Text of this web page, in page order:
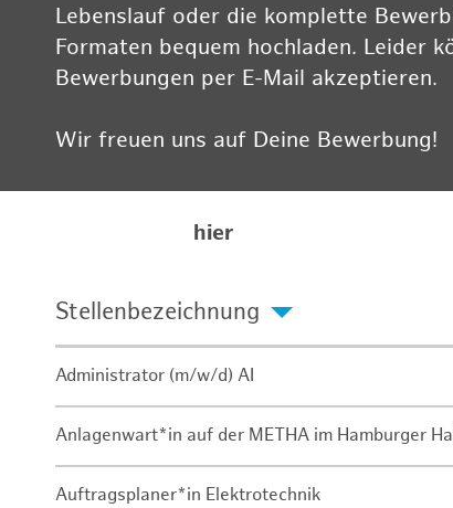
Lebenslauf oder die komplette
Formaten bequem hochladen. Leider
Bewerbungen per E-Mail akzeptieren.
Wir freuen uns auf Deine Bewerbung!
hier
Stellenbezeichnung
Administrator (m/w/d) AI
Anlagenwart*in auf der METHA im Hamburger
Auftragsplaner*in Elektrotechnik